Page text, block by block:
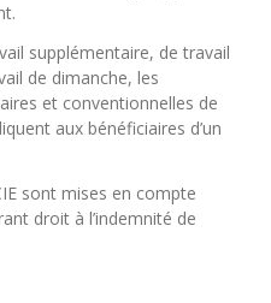
supplémentaire, de travail
de dimanche, les
et conventionnelles de
aux bénéficiaires d’un
sont mises en compte
droit à l’indemnité de